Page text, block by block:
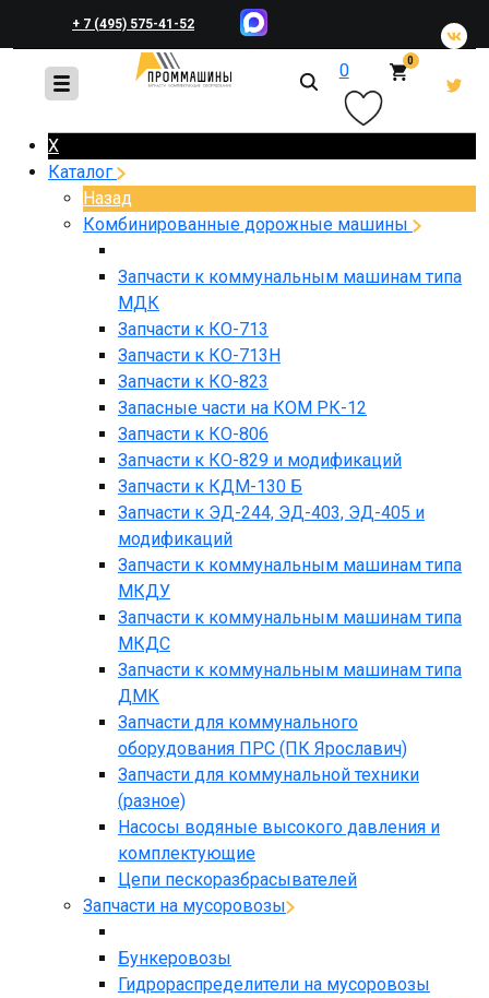
+ 7 (495) 575-41-52
+ 7 (495) 648-45-83 0 0
X
Каталог
Назад
Комбинированные дорожные машины
Запчасти к коммунальным машинам типа
МДК
Запчасти к КО-713
Запчасти к КО-713Н
Запчасти к КО-823
Запасные части на КОМ РК-12
Запчасти к КО-806
Запчасти к КО-829 и модификаций
Запчасти к КДМ-130 Б
Запчасти к ЭД-244, ЭД-403, ЭД-405 и
модификаций
Запчасти к коммунальным машинам типа
МКДУ
Запчасти к коммунальным машинам типа
МКДС
Запчасти к коммунальным машинам типа
ДМК
Запчасти для коммунального
оборудования ПРС (ПК Ярославич)
Запчасти для коммунальной техники
(разное)
Насосы водяные высокого давления и
комплектующие
Цепи пескоразбрасывателей
Запчасти на мусоровозы
Бункеровозы
Гидрораспределители на мусоровозы